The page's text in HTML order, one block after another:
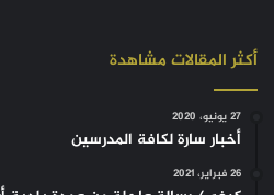
أكثر المقالات مشاهدة
27 يونيو، 2020
أخبار سارة لكافة المدرسين
26 فبراير، 2021